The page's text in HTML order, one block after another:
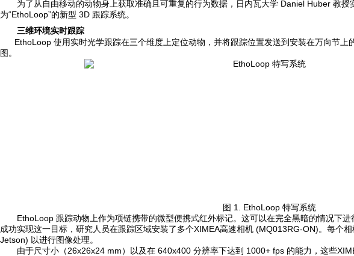
为了从自由移动的动物身上获取准确且可重复的行为数据，日内瓦大学 Daniel Huber 教授
为“EthoLoop”的新型 3D 跟踪系统。
三维环境实时跟踪
EthoLoop 使用实时光学跟踪在三个维度上定位动物，并将跟踪位置发送到安装在万向节上
图。
图 1. EthoLoop 特写系统
EthoLoop 跟踪动物上作为项链携带的微型便携式红外标记。这可以在完全黑暗的情况下
成功实现这一目标，研究人员在跟踪区域安装了多个XIMEA高速相机 (MQ013RG-ON)。每个
Jetson) 以进行图像处理。
由于尺寸小（26x26x24 mm）以及在 640x400 分辨率下达到 1000+ fps 的能力，这些